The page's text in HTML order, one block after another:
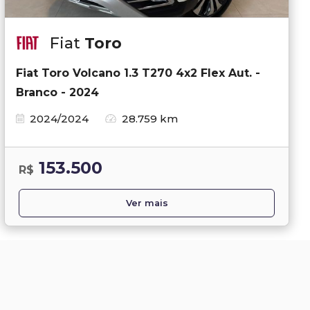
Fiat Toro
Fiat Toro Volcano 1.3 T270 4x2 Flex Aut. -
Branco - 2024
2024/2024
28.759 km
R$ 153.500
Ver mais